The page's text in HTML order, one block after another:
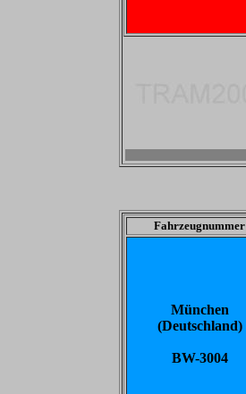
Fahrzeugnummer
München
(Deutschland)
BW-3004